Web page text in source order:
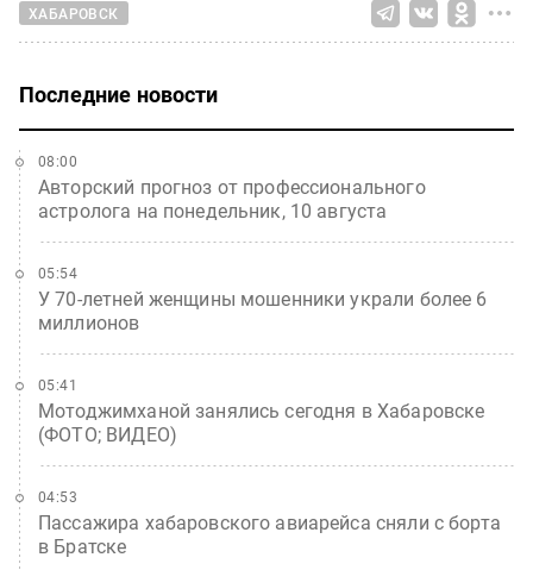
ХАБАРОВСК
Последние новости
Авторский прогноз от профессионального
астролога на понедельник, 10 августа
08:00
У 70-летней женщины мошенники украли более 6
миллионов
05:54
Мотоджимханой занялись сегодня в Хабаровске
(ФОТО; ВИДЕО)
05:41
Пассажира хабаровского авиарейса сняли с борта
в Братске
04:53